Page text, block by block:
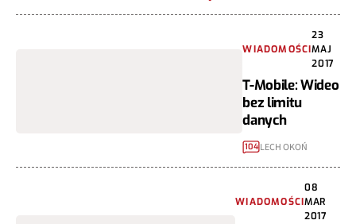
WIADOMOŚCI
23
MAJ
2017
T-Mobile: Wideo
bez limitu
danych
104 LECH OKOŃ
WIADOMOŚCI
08
MAR
2017